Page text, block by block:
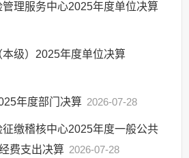
理服务中心2025年度单位决算
级）2025年度单位决算
年度部门决算 2026-07-28
缴稽核中心2025年度一般公共
费支出决算 2026-07-28